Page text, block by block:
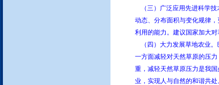
（三）广泛应用先进科学
动态、分布面积与变化规律
利用的能力。建议国家加大
（四）大力发展草地农业
一方面减轻对天然草原的压
重，减轻天然草原压力是我
业，实现人与自然的和谐共处